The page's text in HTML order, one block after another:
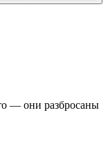
— они разбросаны